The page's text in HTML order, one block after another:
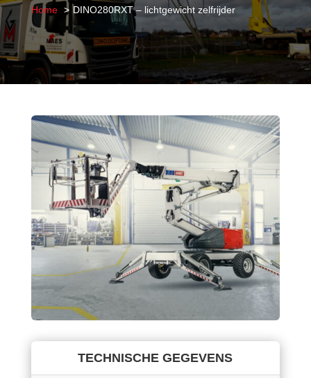
Home DINO280RXT – lichtgewicht zelfrijder
TECHNISCHE GEGEVENS